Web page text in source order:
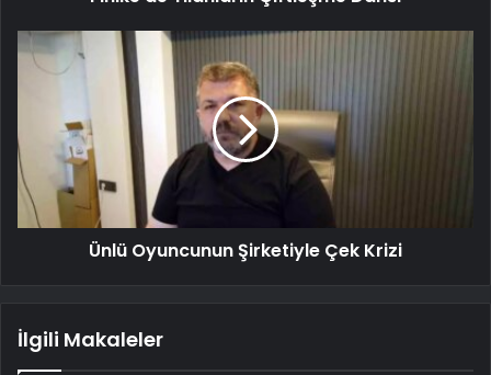
Ünlü Oyuncunun Şirketiyle Çek Krizi
İlgili Makaleler